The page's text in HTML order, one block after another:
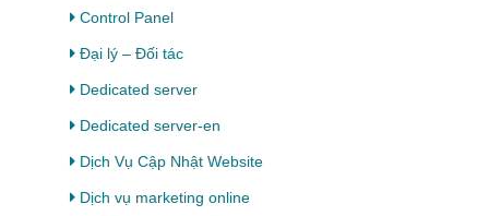
Control Panel
Đại lý – Đối tác
Dedicated server
Dedicated server-en
Dịch Vụ Cập Nhật Website
Dịch vụ marketing online